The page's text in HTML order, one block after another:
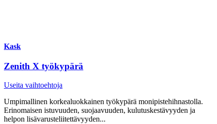
Kask
Zenith X työkypärä
Useita vaihtoehtoja
Umpimallinen korkealuokkainen työkypärä monipistehihnastolla.
Erinomaisen istuvuuden, suojaavuuden, kulutuskestävyyden ja
helpon lisävarusteliitettävyyden...